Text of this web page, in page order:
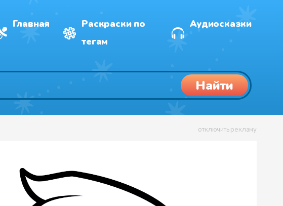
Главная
Раскраски по
тегам
Аудиосказки
Найти
отключить рекламу